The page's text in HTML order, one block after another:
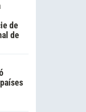
de
de